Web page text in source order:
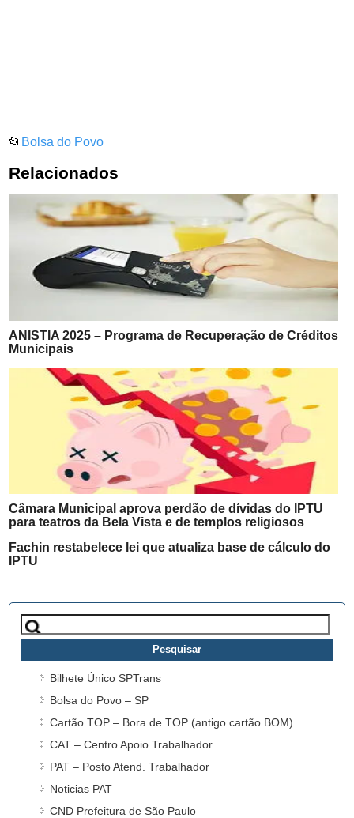
📂 Bolsa do Povo
Relacionados
ANISTIA 2025 – Programa de Recuperação de Créditos
Municipais
Câmara Municipal aprova perdão de dívidas do IPTU
para teatros da Bela Vista e de templos religiosos
Fachin restabelece lei que atualiza base de cálculo do
IPTU
Pesquisar
por:
Bilhete Único SPTrans
Bolsa do Povo – SP
Cartão TOP – Bora de TOP (antigo cartão BOM)
CAT – Centro Apoio Trabalhador
PAT – Posto Atend. Trabalhador
Noticias PAT
CND Prefeitura de São Paulo